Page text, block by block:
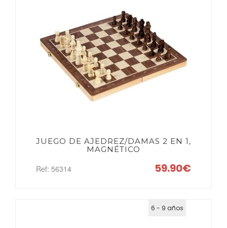
JUEGO DE AJEDREZ/DAMAS 2 EN 1,
MAGNÉTICO
Ref: 56314 59.90€
6 - 9 años